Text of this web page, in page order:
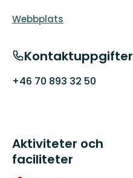
Webbplats
Kontaktuppgifter
+46 70 893 32 50
Aktiviteter och
faciliteter